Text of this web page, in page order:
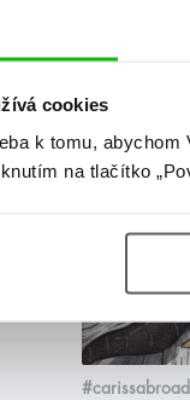
cookies
k tomu,
na tlačítko
stahuj